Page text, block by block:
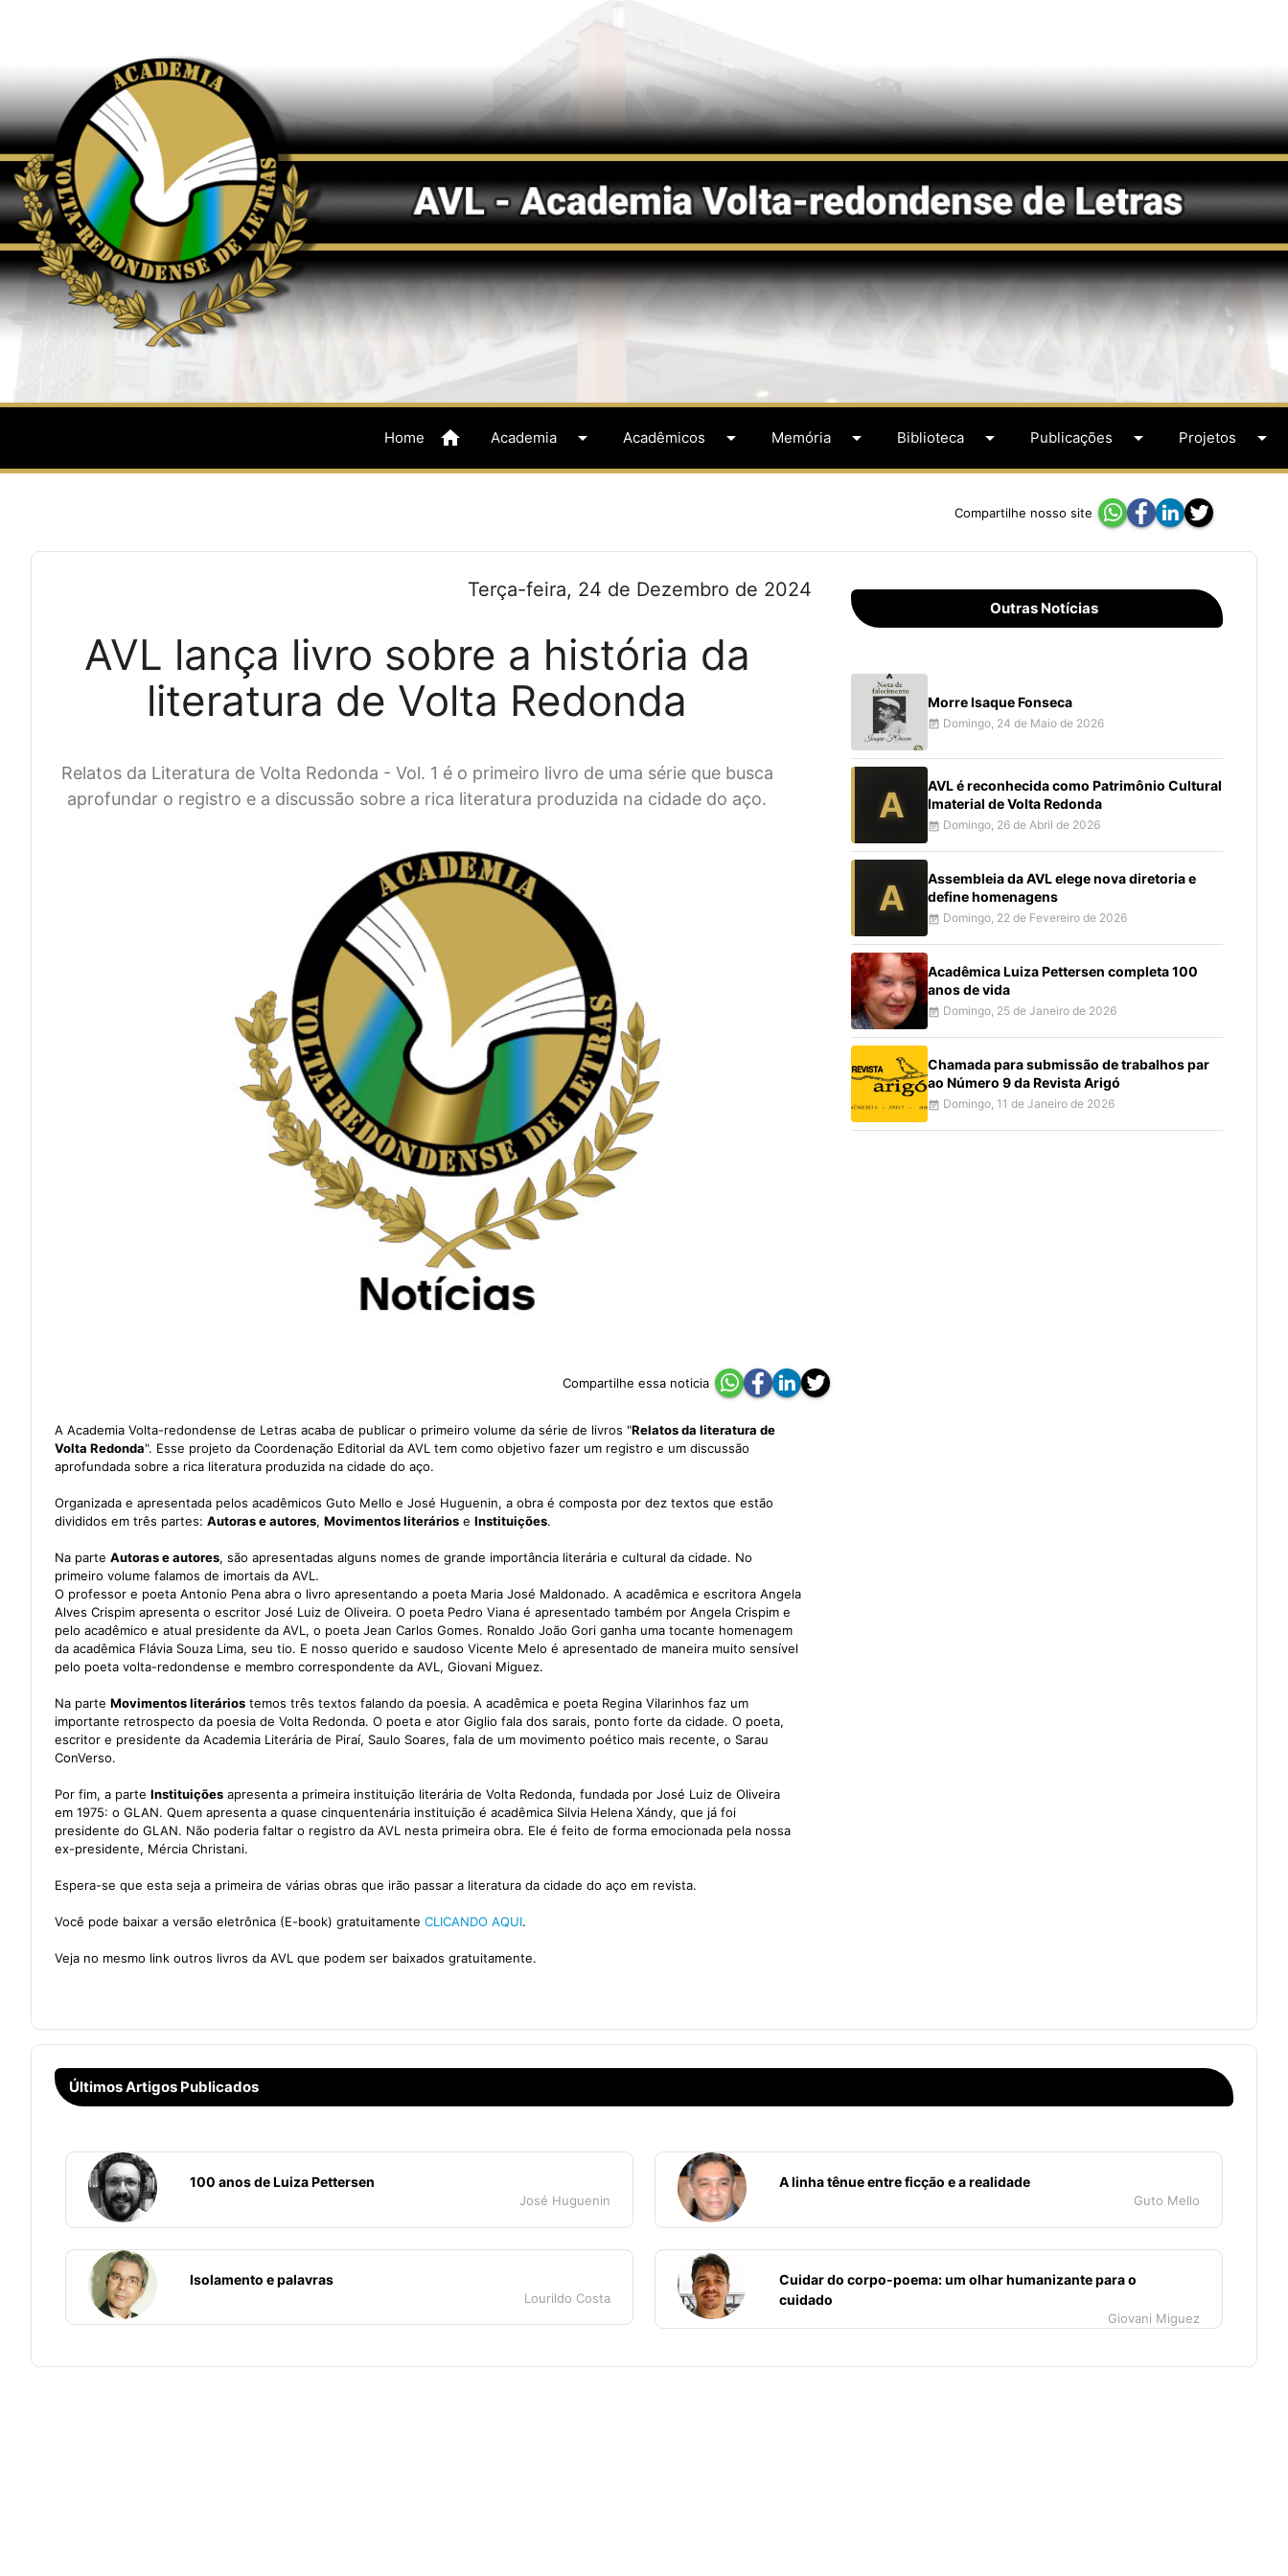
Home home Academia arrow_drop_down Acadêmicos arrow_drop_down Memória arrow_drop_down Biblioteca arrow_drop_down Publicações arrow_drop_down Projetos arrow_drop_down
Compartilhe nosso site
Terça-feira, 24 de Dezembro de 2024
AVL lança livro sobre a história da
literatura de Volta Redonda
Relatos da Literatura de Volta Redonda - Vol. 1 é o primeiro livro de uma série que busca
aprofundar o registro e a discussão sobre a rica literatura produzida na cidade do aço.
Compartilhe essa noticia
A Academia Volta-redondense de Letras acaba de publicar o primeiro volume da série de livros "Relatos da literatura de
Volta Redonda". Esse projeto da Coordenação Editorial da AVL tem como objetivo fazer um registro e um discussão
aprofundada sobre a rica literatura produzida na cidade do aço.
Organizada e apresentada pelos acadêmicos Guto Mello e José Huguenin, a obra é composta por dez textos que estão
divididos em três partes: Autoras e autores, Movimentos literários e Instituições.
Na parte Autoras e autores, são apresentadas alguns nomes de grande importância literária e cultural da cidade. No
primeiro volume falamos de imortais da AVL.
O professor e poeta Antonio Pena abra o livro apresentando a poeta Maria José Maldonado. A acadêmica e escritora Angela
Alves Crispim apresenta o escritor José Luiz de Oliveira. O poeta Pedro Viana é apresentado também por Angela Crispim e
pelo acadêmico e atual presidente da AVL, o poeta Jean Carlos Gomes. Ronaldo João Gori ganha uma tocante homenagem
da acadêmica Flávia Souza Lima, seu tio. E nosso querido e saudoso Vicente Melo é apresentado de maneira muito sensível
pelo poeta volta-redondense e membro correspondente da AVL, Giovani Miguez.
Na parte Movimentos literários temos três textos falando da poesia. A acadêmica e poeta Regina Vilarinhos faz um
importante retrospecto da poesia de Volta Redonda. O poeta e ator Giglio fala dos sarais, ponto forte da cidade. O poeta,
escritor e presidente da Academia Literária de Piraí, Saulo Soares, fala de um movimento poético mais recente, o Sarau
ConVerso.
Por fim, a parte Instituições apresenta a primeira instituição literária de Volta Redonda, fundada por José Luiz de Oliveira
em 1975: o GLAN. Quem apresenta a quase cinquentenária instituição é acadêmica Silvia Helena Xándy, que já foi
presidente do GLAN. Não poderia faltar o registro da AVL nesta primeira obra. Ele é feito de forma emocionada pela nossa
ex-presidente, Mércia Christani.
Espera-se que esta seja a primeira de várias obras que irão passar a literatura da cidade do aço em revista.
Você pode baixar a versão eletrônica (E-book) gratuitamente CLICANDO AQUI.
Veja no mesmo link outros livros da AVL que podem ser baixados gratuitamente.
Outras Notícias
Morre Isaque Fonseca
event_note Domingo, 24 de Maio de 2026
A
AVL é reconhecida como Patrimônio Cultural
Imaterial de Volta Redonda
event_note Domingo, 26 de Abril de 2026
A
Assembleia da AVL elege nova diretoria e
define homenagens
event_note Domingo, 22 de Fevereiro de 2026
Acadêmica Luiza Pettersen completa 100
anos de vida
event_note Domingo, 25 de Janeiro de 2026
Chamada para submissão de trabalhos par
ao Número 9 da Revista Arigó
event_note Domingo, 11 de Janeiro de 2026
Últimos Artigos Publicados
100 anos de Luiza Pettersen
José Huguenin
A linha tênue entre ficção e a realidade
Guto Mello
Isolamento e palavras
Lourildo Costa
Cuidar do corpo-poema: um olhar humanizante para o
cuidado
Giovani Miguez